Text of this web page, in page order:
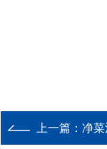
上一篇： 净